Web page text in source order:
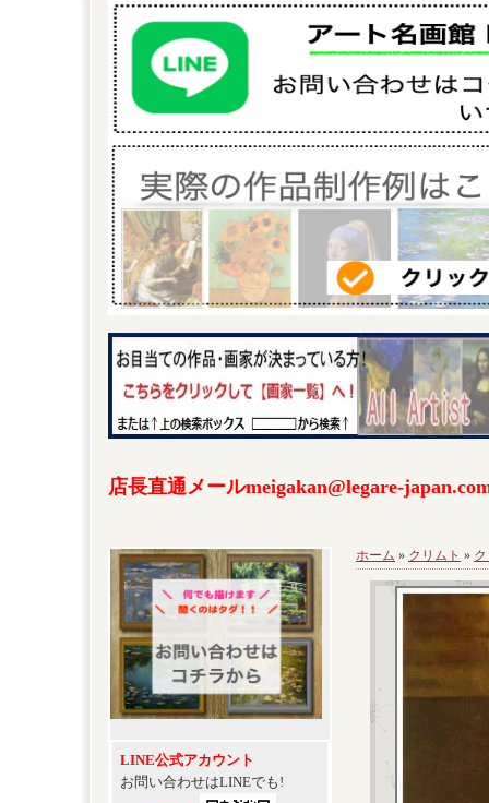
店長直通メールmeigakan@legare-
LINE公式アカウント
お問い合わせはLINEでも!
ホーム » クリムト »